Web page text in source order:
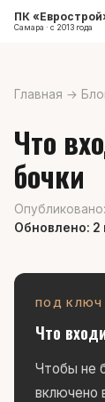
ПК
Самара · с 2013 года
Главная →
Что
бочки
Обновлено: 2
ПОД КЛЮЧ
Что
Чтобы не
включено